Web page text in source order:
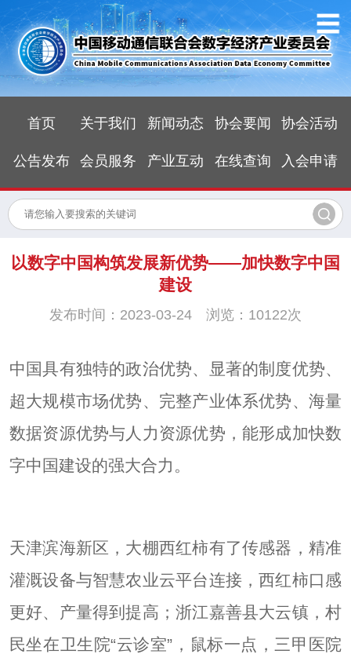
首页 关于我们 新闻动态 协会要闻 协会活动
公告发布 会员服务 产业互动 在线查询 入会申请
以数字中国构筑发展新优势——加快数字中国
建设
发布时间：2023-03-24 浏览：10122次
中国具有独特的政治优势、显著的制度优势、
超大规模市场优势、完整产业体系优势、海量
数据资源优势与人力资源优势，能形成加快数
字中国建设的强大合力。
天津滨海新区，大棚西红柿有了传感器，精准
灌溉设备与智慧农业云平台连接，西红柿口感
更好、产量得到提高；浙江嘉善县大云镇，村
民坐在卫生院“云诊室”，鼠标一点，三甲医院